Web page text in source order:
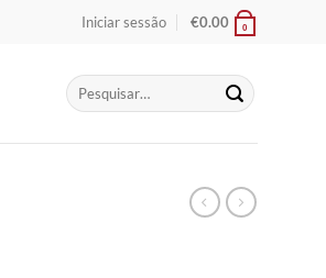
Iniciar sessão €0.00 0
Pesquisar
por: